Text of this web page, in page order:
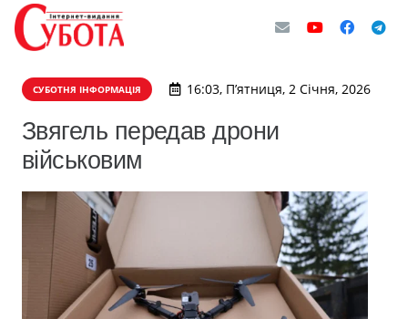
СУБОТНЯ ІНФОРМАЦІЯ 16:03, П’ятниця, 2 Січня, 2026
Звягель передав дрони
військовим